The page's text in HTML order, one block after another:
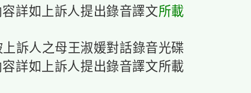
容詳如上訴人提出錄音譯文所載
訴人之母王淑媛對話錄音光碟
容詳如上訴人提出錄音譯文所載